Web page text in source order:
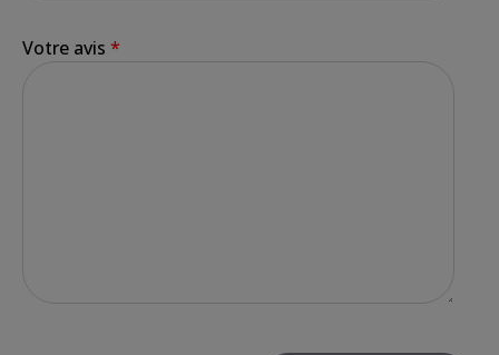
Votre avis *